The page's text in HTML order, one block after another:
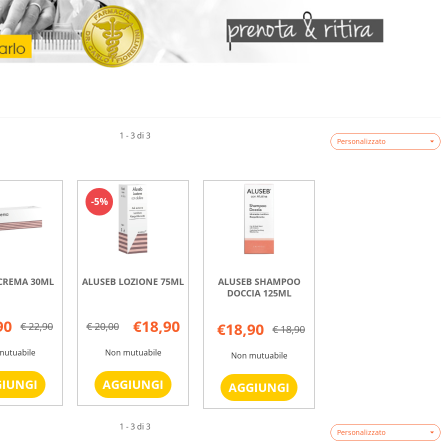
1 - 3 di 3
Personalizzato
30ML
€ 22,90
Aggiungi ALUSEB
CREMA
30ML al
ALUSEB LOZIONE 75ML
5%
€ 20,00 €18,90
Non mutuabile
AGGIUNGI Aggiungi ALUSEB
LOZIONE
75ML al
su ALUSEB
LOZIONE
ALUSEB SHAMPOO
DOCCIA 125ML
€18,90 € 18,90
Non mutuabile
AGGIUNGI Aggiungi ALUSEB
SHAMPOO
DOCCIA
1 - 3 di 3
Personalizzato